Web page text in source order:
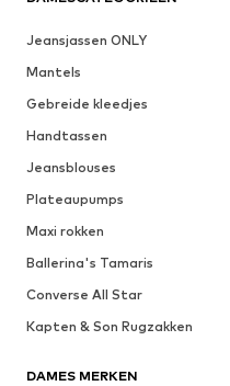
Jeansjassen ONLY
Mantels
Gebreide kleedjes
Handtassen
Jeansblouses
Plateaupumps
Maxi rokken
Ballerina's Tamaris
Converse All Star
Kapten & Son Rugzakken
DAMES MERKEN